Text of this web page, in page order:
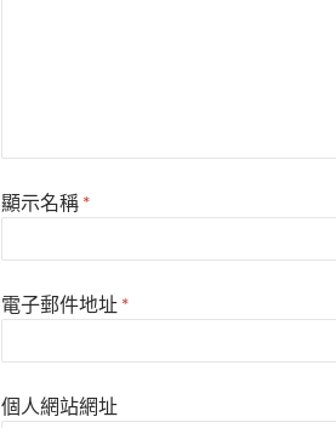
顯示名稱 *
電子郵件地址 *
個人網站網址